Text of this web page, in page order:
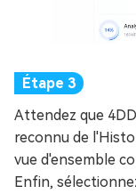
Attendez que
reconnu de
vue d'ensemble
Enfin,